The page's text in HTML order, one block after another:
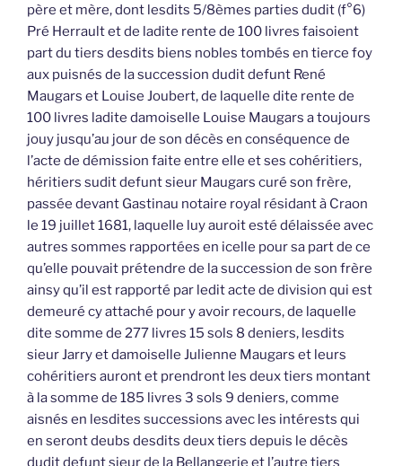
père et mère, dont lesdits 5/8èmes parties dudit (f°6)
Pré Herrault et de ladite rente de 100 livres faisoient
part du tiers desdits biens nobles tombés en tierce foy
aux puisnés de la succession dudit defunt René
Maugars et Louise Joubert, de laquelle dite rente de
100 livres ladite damoiselle Louise Maugars a toujours
jouy jusqu’au jour de son décès en conséquence de
l’acte de démission faite entre elle et ses cohéritiers,
héritiers sudit defunt sieur Maugars curé son frère,
passée devant Gastinau notaire royal résidant à Craon
le 19 juillet 1681, laquelle luy auroit esté délaissée avec
autres sommes rapportées en icelle pour sa part de ce
qu’elle pouvait prétendre de la succession de son frère
ainsy qu’il est rapporté par ledit acte de division qui est
demeuré cy attaché pour y avoir recours, de laquelle
dite somme de 277 livres 15 sols 8 deniers, lesdits
sieur Jarry et damoiselle Julienne Maugars et leurs
cohéritiers auront et prendront les deux tiers montant
à la somme de 185 livres 3 sols 9 deniers, comme
aisnés en lesdites successions avec les intérests qui
en seront deubs desdits deux tiers depuis le décès
dudit defunt sieur de la Bellangerie et l’autre tiers